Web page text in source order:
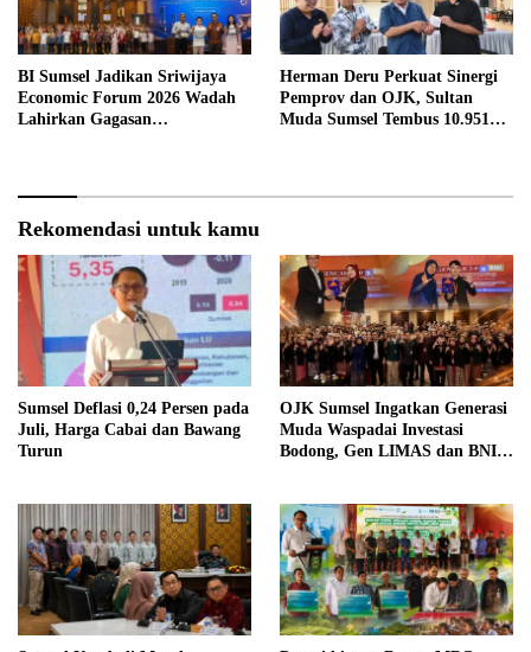
BI Sumsel Jadikan Sriwijaya
Economic Forum 2026 Wadah
Lahirkan Gagasan
Herman Deru Perkuat Sinergi
Pemprov dan OJK, Sultan
Muda Sumsel Tembus 10.951
Rekomendasi untuk kamu
Sumsel Deflasi 0,24 Persen pada
Juli, Harga Cabai dan Bawang
Turun
OJK Sumsel Ingatkan Generasi
Muda Waspadai Investasi
Bodong, Gen LIMAS dan BNI